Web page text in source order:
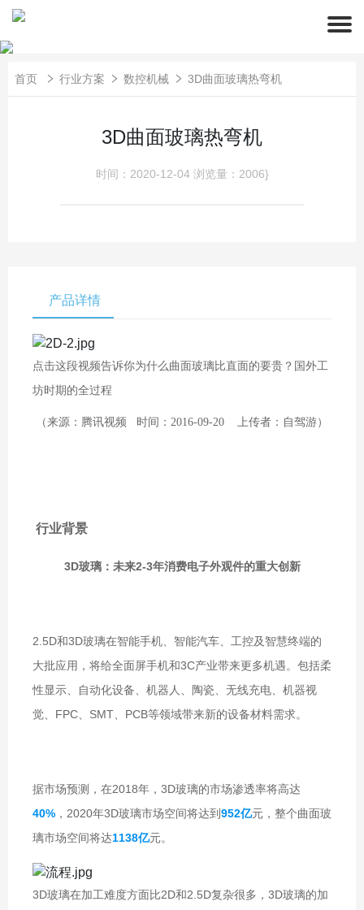
首页 行业方案 数控机械 3D曲面玻璃热弯机
3D曲面玻璃热弯机
时间：2020-12-04 浏览量：2006}
产品详情
点击这段视频告诉你为什么曲面玻璃比直面的要贵？国外工
坊时期的全过程
（来源：腾讯视频 时间：2016-09-20 上传者：自驾游）
行业背景
3D玻璃：未来2-3年消费电子外观件的重大创新
2.5D和3D玻璃在智能手机、智能汽车、工控及智慧终端的
大批应用，将给全面屏手机和3C产业带来更多机遇。包括柔
性显示、自动化设备、机器人、陶瓷、无线充电、机器视
觉、FPC、SMT、PCB等领域带来新的设备材料需求。
据市场预测，在2018年，3D玻璃的市场渗透率将高达
40% ，2020年3D玻璃市场空间将达到 952亿元，整个曲面玻
璃市场空间将达1138亿元。
3D玻璃在加工难度方面比2D和2.5D复杂很多，3D玻璃的加